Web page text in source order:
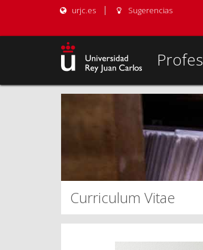
urjc.es Sugerencias
Curriculum Vitae